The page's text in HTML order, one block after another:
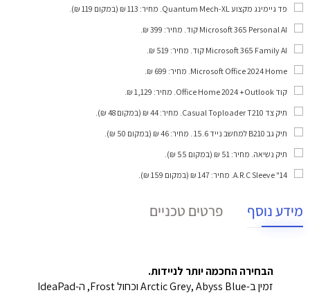
פד גיימינג מקצוע Quantum Mech-XL
. מחיר: 113 ₪ (במקום 119 ₪).
Microsoft 365 Personal AI קוד
. מחיר: 399 ₪.
Microsoft 365 Family AI קוד
. מחיר: 519 ₪.
Microsoft Office 2024 Home . מחיר: 699 ₪.
קוד Office Home 2024 +Outlook
. מחיר: 1,129 ₪.
תיק צד Casual Toploader T210
. מחיר: 44 ₪ (במקום 48 ₪).
תיק גב B210 למחשב נייד 15.6
. מחיר: 46 ₪ (במקום 50 ₪).
תיק נשיאה . מחיר: 51 ₪ (במקום 55 ₪).
A.R.C Sleeve "14 . מחיר: 147 ₪ (במקום 159 ₪).
מידע נוסף פרטים טכניים
הבחירה החכמה יותר לניידות.
זמין ב-Arctic Grey, Abyss Blue וכחול Frost, ה-IdeaPad